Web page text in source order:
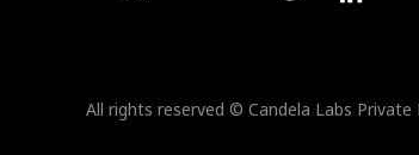
All rights reserved © Candela Labs Private